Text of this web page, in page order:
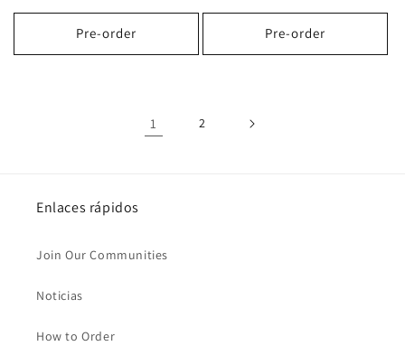
habitual
Pre-order
habitual
Pre-order
1 2
Enlaces rápidos
Join Our Communities
Noticias
How to Order